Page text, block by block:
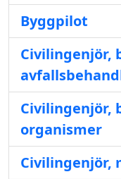
Byggpilot
Civilingenjör,
Civilingenjör,
organismer
Civilingenjör,